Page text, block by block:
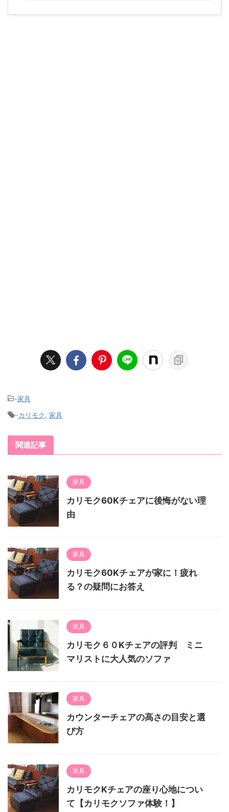
-家具
-カリモク, 家具
関連記事
家具
カリモク60Kチェアに後悔がない理
由
家具
カリモク60Kチェアが家に！疲れ
る？の疑問にお答え
家具
カリモク６０Kチェアの評判 ミニ
マリストに大人気のソファ
家具
カウンターチェアの高さの目安と選
び方
家具
カリモクKチェアの座り心地につい
て【カリモクソファ体験！】